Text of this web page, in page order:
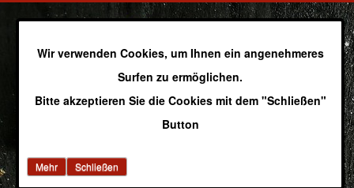
Wir verwenden Cookies, um Ihnen ein angenehmeres
Surfen zu ermöglichen.
Bitte akzeptieren Sie die Cookies mit dem "Schließen"
Button
Mehr Schließen